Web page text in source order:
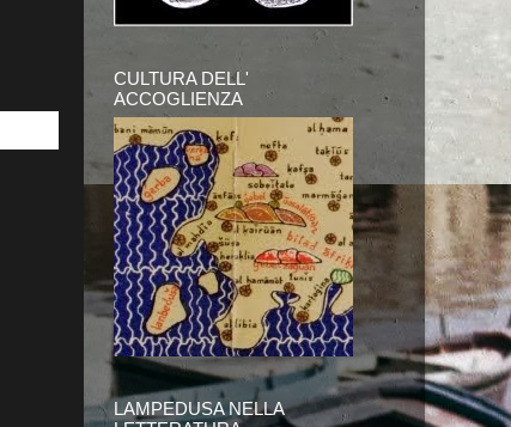
CULTURA DELL'
ACCOGLIENZA
LAMPEDUSA NELLA